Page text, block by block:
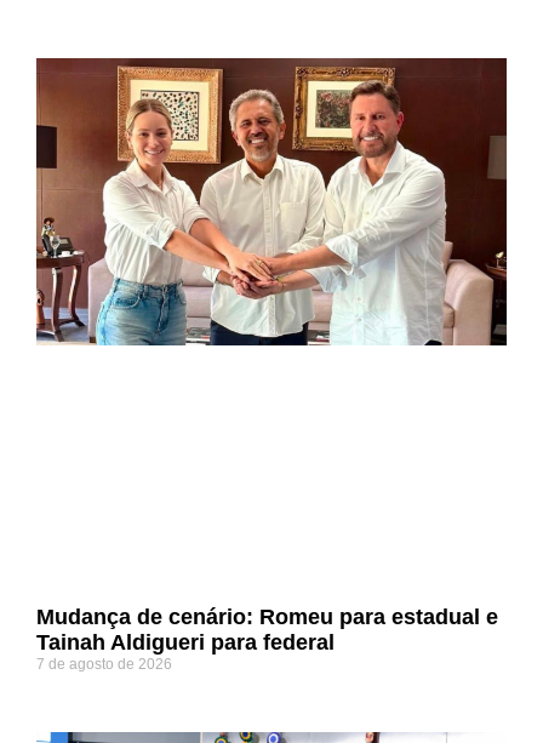
Mudança de cenário: Romeu para estadual e
Tainah Aldigueri para federal
7 de agosto de 2026